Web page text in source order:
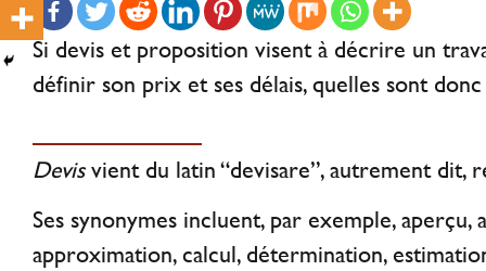
Si devis et proposition visent à décrire un
définir son prix et ses délais, quelles sont
Devisvient du latin “devisare”, autrement dit,
Ses synonymes incluent, par exemple, aperçu,
approximation, calcul, détermination,